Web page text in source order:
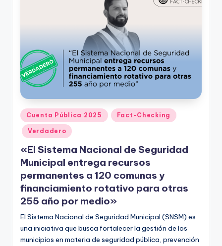
Publicado
en
Cuenta Pública 2025 Fact-Checking
Verdadero
«El Sistema Nacional de Seguridad
Municipal entrega recursos
permanentes a 120 comunas y
financiamiento rotativo para otras
255 año por medio»
El Sistema Nacional de Seguridad Municipal (SNSM) es
una iniciativa que busca fortalecer la gestión de los
municipios en materia de seguridad pública, prevención